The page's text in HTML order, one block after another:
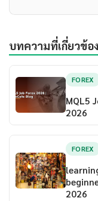
บทความที่เกี่ยวข้อง
FOREX
MQL5
2026
FOREX
2026